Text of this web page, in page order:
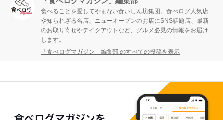
食べることを愛してやまない食いしん坊集団。食べログ人気店
や知られざる名店、ニューオープンのお店にSNS話題店、最新
のお取り寄せやテイクアウトなど、グルメ必見の情報をお届け
します。
「食べログマガジン」編集部 のすべての投稿を表示